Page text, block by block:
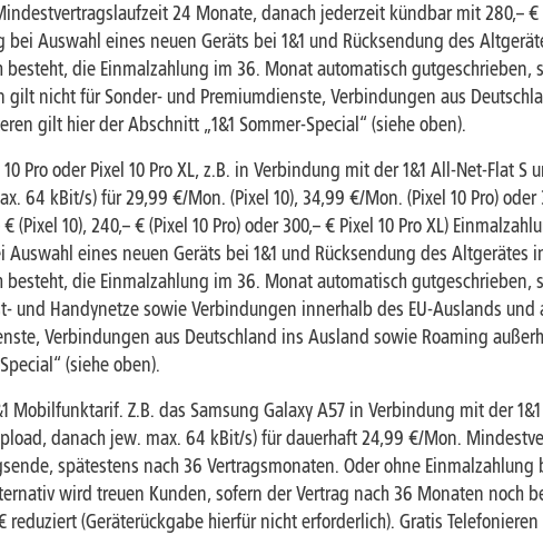
24 Monate, danach jederzeit kündbar mit 280,–
Auswahl eines neuen Geräts bei 1&1 und Rücksendung des
die Einmalzahlung im 36. Monat automatisch gutgeschrieben,
nicht für Sonder- und Premiumdienste, Verbindungen aus
gilt hier der Abschnitt „1&1 Sommer-Special“ (siehe oben).
Pro oder Pixel 10 Pro XL, z.B. in Verbindung mit der 1&1 All-Net-Flat S
kBit/s) für 29,99 €/Mon. (Pixel 10), 34,99 €/Mon. (Pixel 10 Pro) oder
10), 240,– € (Pixel 10 Pro) oder 300,– € Pixel 10 Pro XL)
eines neuen Geräts bei 1&1 und Rücksendung des Altgerätes
die Einmalzahlung im 36. Monat automatisch gutgeschrieben,
Handynetze sowie Verbindungen innerhalb des EU-Auslands und
Verbindungen aus Deutschland ins Ausland sowie Roaming
(siehe oben).
Mobilfunktarif. Z.B. das Samsung Galaxy A57 in Verbindung mit der
danach jew. max. 64 kBit/s) für dauerhaft 24,99 €/Mon.
spätestens nach 36 Vertragsmonaten. Oder ohne
wird treuen Kunden, sofern der Vertrag nach 36 Monaten noch
(Geräterückgabe hierfür nicht erforderlich). Gratis